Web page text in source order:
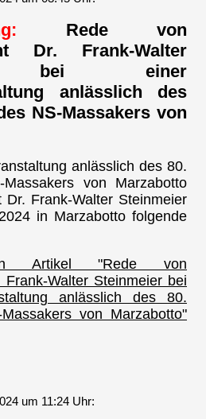
Rede von
Dr. Frank-Walter
bei einer
anlässlich des
NS-Massakers von
anlässlich des 80.
von Marzabotto
Dr. Frank-Walter Steinmeier
in Marzabotto folgende
Artikel "Rede von
Walter Steinmeier bei
anlässlich des 80.
von Marzabotto"
um 11:24 Uhr: